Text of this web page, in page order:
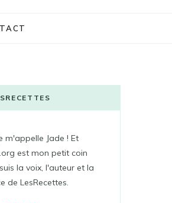
m'appelle Jade ! Et
est mon petit coin
la voix, l'auteur et la
de LesRecettes.